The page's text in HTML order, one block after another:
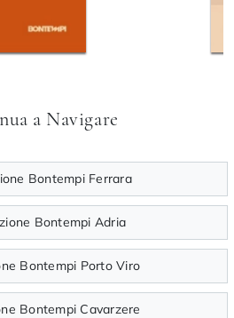
a Navigare
Bontempi Ferrara
Bontempi Adria
Bontempi Porto Viro
Bontempi Cavarzere